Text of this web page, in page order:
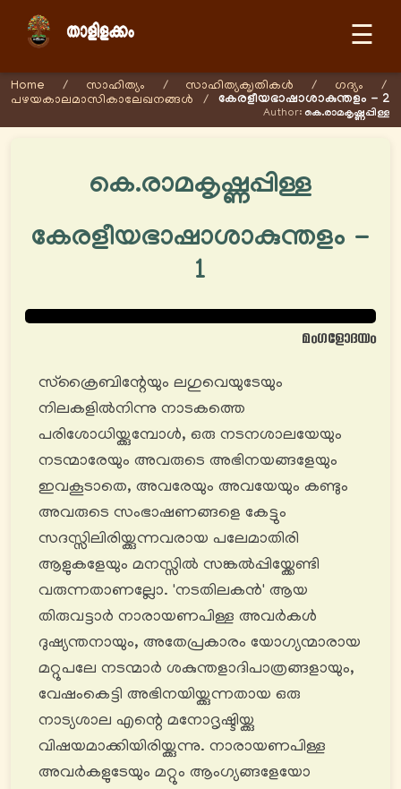
☰
Home / സാഹിത്യം / സാഹിത്യക‍ൃതികള്‍ / ഗദ്യം
/
പഴയകാലമാസികാലേഖനങ്ങള്‍
/ കേരളീയഭാഷാശാകുന്തളം - 2
Author: കെ.രാമകൃഷ്ണപ്പിള്ള
കെ.രാമകൃഷ്ണപ്പിള്ള
കേരളീയഭാഷാശാകുന്തളം -
1
മംഗളോദയം
സ്ക്രൈബിന്റേയും ലഗുവെയുടേയും
നിലകളിൽനിന്നു നാടകത്തെ
പരിശോധിയ്ക്കുമ്പോള്‍, ഒരു നടനശാലയേയും
നടന്മാരേയും അവരുടെ അഭിനയങ്ങളേയും
ഇവകൂടാതെ, അവരേയും അവയേയും കണ്ടും
അവരുടെ സംഭാഷണങ്ങളെ കേട്ടും
സദസ്സിലിരിയ്ക്കുന്നവരായ പലേമാതിരി
ആളുകളേയും മനസ്സിൽ സങ്കൽപ്പിയ്ക്കേണ്ടി
വരുന്നതാണല്ലോ. 'നടതിലകന്‍' ആയ
തിരുവട്ടാർ നാരായണപിള്ള അവർകൾ
ദുഷ്യന്തനായും, അതേപ്രകാരം യോഗ്യന്മാരായ
മറ്റുപലേ നടന്മാർ ശകുന്തളാദിപാത്രങ്ങളായും,
വേഷംകെട്ടി അഭിനയിയ്ക്കുന്നതായ ഒരു
നാട്യശാല എന്റെ മനോദൃഷ്ടിയ്ക്കു
വിഷയമാക്കിയിരിയ്ക്കുന്നു. നാരായണപിള്ള
അവർകളുടേയും മറ്റും ആംഗ്യങ്ങളേയോ